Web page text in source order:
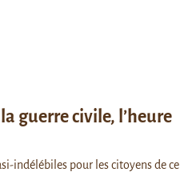
guerre civile, l’heure
indélébiles pour les citoyens de ce